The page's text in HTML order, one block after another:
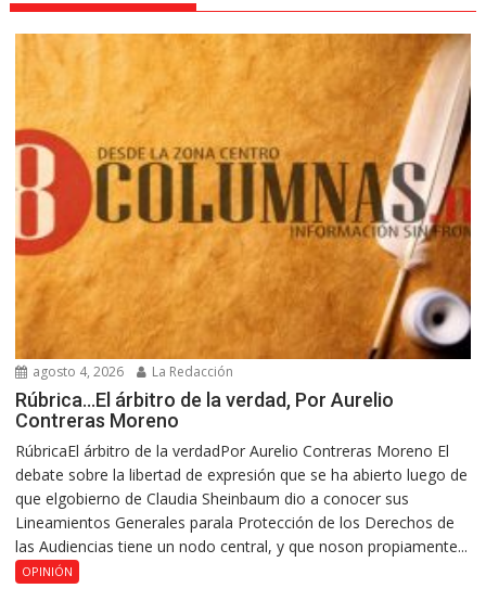
agosto 4, 2026 La Redacción
Rúbrica…El árbitro de la verdad, Por Aurelio
Contreras Moreno
RúbricaEl árbitro de la verdadPor Aurelio Contreras Moreno El
debate sobre la libertad de expresión que se ha abierto luego de
que elgobierno de Claudia Sheinbaum dio a conocer sus
Lineamientos Generales parala Protección de los Derechos de
las Audiencias tiene un nodo central, y que noson propiamente...
OPINIÓN